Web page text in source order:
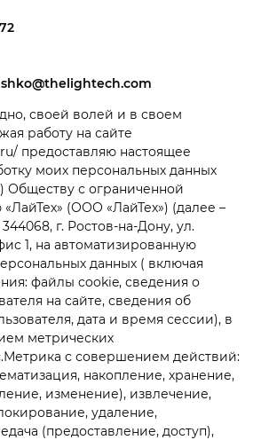
своей волей и в своем
работу на сайте
предоставляю настоящее
моих персональных данных
Обществу с ограниченной
«ЛайТех» (ООО «ЛайТех») (далее –
г. Ростов-на-Дону, ул.
1, на автоматизированную
данных ( включая
файлы cookie, сведения о
на сайте, сведения об
дата и время сессии), в
метрических
с совершением действий:
накопление, хранение,
изменение), извлечение,
удаление,
(предоставление, доступ),